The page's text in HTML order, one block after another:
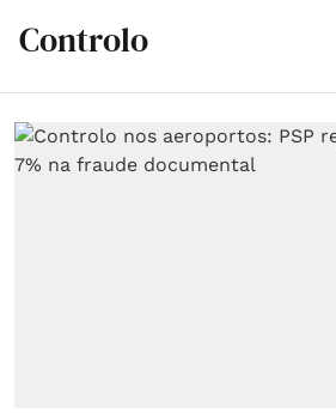
Controlo